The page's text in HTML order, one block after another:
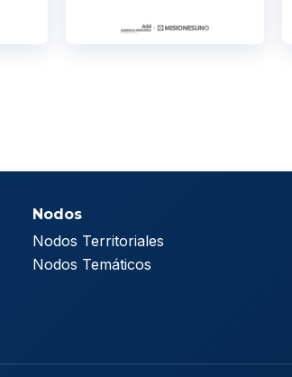
Nodos
Nodos Territoriales
Nodos Temáticos